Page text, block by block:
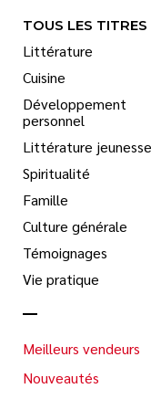
TOUS LES TITRES
Littérature
Cuisine
Développement
personnel
Littérature jeunesse
Spiritualité
Famille
Culture générale
Témoignages
Vie pratique
Meilleurs vendeurs
Nouveautés